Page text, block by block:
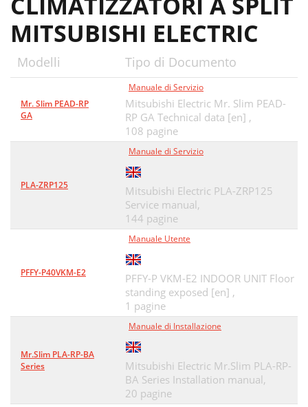
MITSUBISHI ELECTRIC
Modelli Tipo di Documento
Mr. Slim PEAD-RP
GA
Manuale di Servizio
Mitsubishi Electric Mr. Slim PEAD-
RP GA Technical data [en] ,
108 pagine
PLA-ZRP125
Manuale di Servizio
Mitsubishi Electric PLA-ZRP125
Service manual,
144 pagine
PFFY-P40VKM-E2
Manuale Utente
PFFY-P VKM-E2 INDOOR UNIT Floor
standing exposed [en] ,
1 pagine
Mr.Slim PLA-RP-BA
Series
Manuale di Installazione
Mitsubishi Electric Mr.Slim PLA-RP-
BA Series Installation manual,
20 pagine